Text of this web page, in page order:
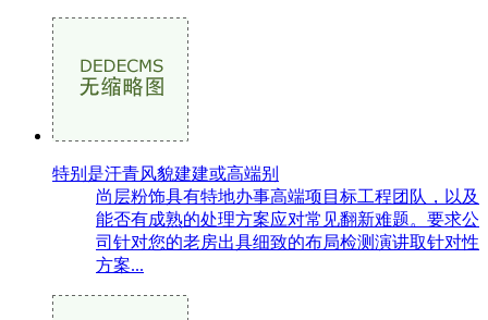
特别是汗青风貌建建或高端别
尚层粉饰具有特地办事高端项目标工程团队，以及
能否有成熟的处理方案应对常见翻新难题。要求公
司针对您的老房出具细致的布局检测演讲取针对性
方案...